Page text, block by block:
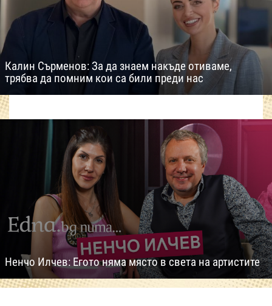
Калин Сърменов: За да знаем накъде отиваме,
трябва да помним кои са били преди нас
Ненчо Илчев: Егото няма място в света на артистите